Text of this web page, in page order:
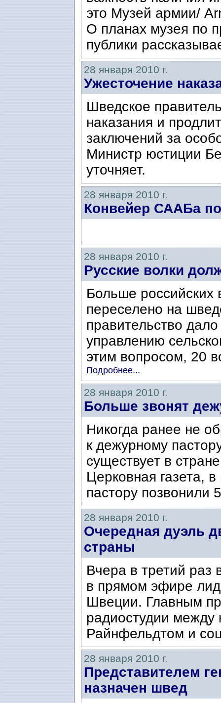
это Музей армии/
О планах музея по
публики
28 января 2010 г.
Ужесточение
Шведское
наказания и
заключений за
Министр юстиции
уточняет.
28 января 2010 г.
Конвейер СААБа
28 января 2010 г.
Русские волки
Больше российских
переселено на
правительство
управлению
этим вопросом, 20
Подробнее...
28 января 2010 г.
Больше звонят
Никогда ранее не
к дежурному
существует в
Церковная газета,
пастору позвонили
28 января 2010 г.
Очередная дуэль
страны
Вчера в третий раз
в прямом эфире
Швеции. Главным
радиостудии между
Райнфельдтом и
28 января 2010 г.
Представителем
назначен швед